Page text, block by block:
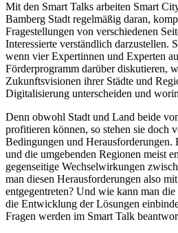
Mit den Smart Talks arbeiten Smart
Bamberg Stadt regelmäßig daran,
Fragestellungen von verschiedenen
Interessierte verständlich darzustellen.
wenn vier Expertinnen und Experten
Förderprogramm darüber diskutieren,
Zukunftsvisionen ihrer Städte und
Digitalisierung unterscheiden und
Denn obwohl Stadt und Land beide
profitieren können, so stehen sie doch
Bedingungen und Herausforderungen.
und die umgebenden Regionen meist
gegenseitige Wechselwirkungen
man diesen Herausforderungen also
entgegentreten? Und wie kann man
die Entwicklung der Lösungen
Fragen werden im Smart Talk